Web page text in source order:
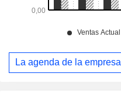
La agenda de la empresa